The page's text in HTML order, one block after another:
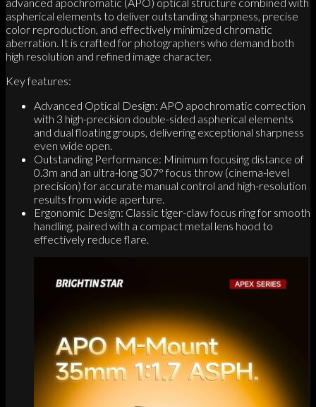
aspherical elements to deliver outstanding sharpness, precise
color reproduction, and effectively minimized chromatic
aberration. It is crafted for photographers who demand both
high resolution and refined image character.
Key features:
Advanced Optical Design: APO apochromatic correction
with 3 high-precision double-sided aspherical elements
and dual floating groups, delivering exceptional sharpness
even wide open.
Outstanding Performance: Minimum focusing distance of
0.3m and an ultra-long 307° focus throw (cinema-level
precision) for accurate manual control and high-resolution
results from wide aperture.
Ergonomic Design: Classic tiger-claw focus ring for smooth
handling, paired with a compact metal lens hood to
effectively reduce flare.